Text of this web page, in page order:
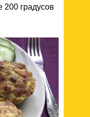
200 градусов